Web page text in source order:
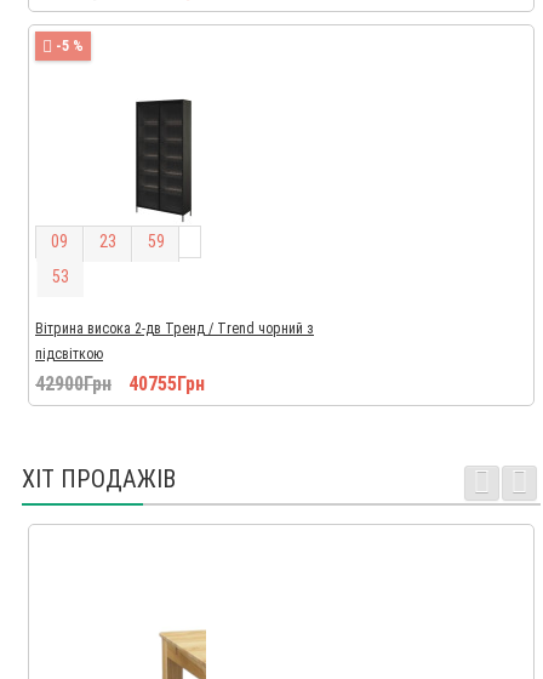
-5 %
09 23 59
52
Вітрина висока 2-дв Тренд / Trend чорний з
підсвіткою
42900Грн 40755Грн
ХІТ ПРОДАЖІВ